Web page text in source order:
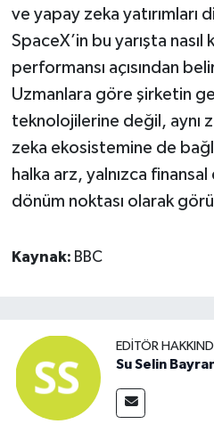
ve yapay zeka yatırımları
SpaceX’in bu yarışta
performansı açısından
Uzmanlara göre şirketin
teknolojilerine değil, aynı
zeka ekosistemine de
halka arz, yalnızca
dönüm noktası olarak
Kaynak: BBC
EDITÖR
Su Selin